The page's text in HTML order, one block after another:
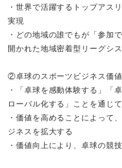
・世界で活躍するトップアス
実現
・どの地域の誰でもが「参加
開かれた地域密着型リーグシ
②卓球のスポーツビジネス価
・「卓球を感動体験する」「
ローバル化する」ことを通じ
・価値を高めることによって
ジネスを拡大する
・価値向上により、卓球の競